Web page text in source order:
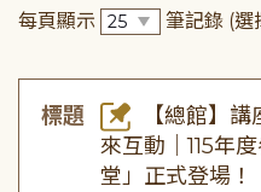
每頁顯示 筆記錄 (選
標題
【總館】講
來互動｜115年
堂」正式登場！